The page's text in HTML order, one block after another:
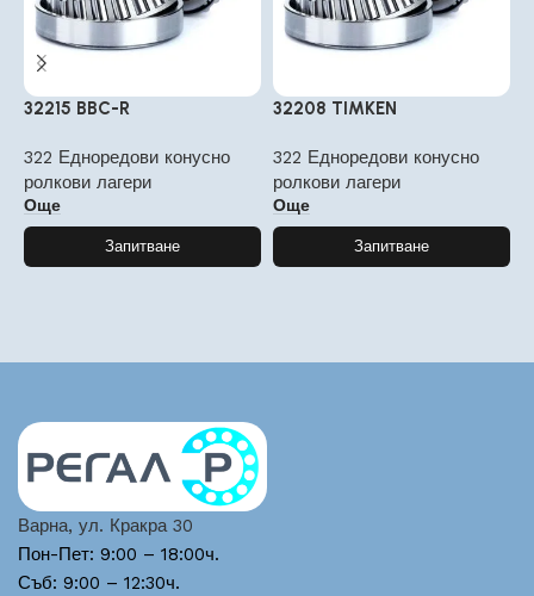
32215 BBC-R
322 Едноредови конусно
ролкови лагери
Още
Запитване
32208 TIMKEN
322 Едноредови конусно
ролкови лагери
Още
Запитване
Варна, ул. Кракра 30
Пон-Пет: 9:00 – 18:00ч.
Съб: 9:00 – 12:30ч.